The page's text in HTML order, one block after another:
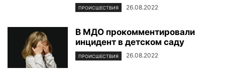
ПРОИСШЕСТВИЯ 26.08.2022
В МДО прокомментировали
инцидент в детском саду
ПРОИСШЕСТВИЯ 26.08.2022